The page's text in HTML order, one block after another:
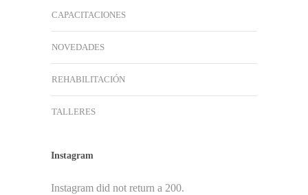
CAPACITACIONES
NOVEDADES
REHABILITACIÓN
TALLERES
Instagram
Instagram did not return a 200.